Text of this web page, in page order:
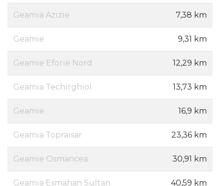
Geamia Azizie 7,38 km
Geamie 9,31 km
Geamie Eforie Nord 12,29 km
Geamia Techirghiol 13,73 km
Geamie 16,9 km
Geamia Topraisar 23,36 km
Geamie Osmancea 30,91 km
Geamia Esmahan Sultan 40,59 km